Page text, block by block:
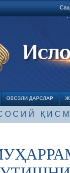
ОВОЗЛИ ДАРСЛАР